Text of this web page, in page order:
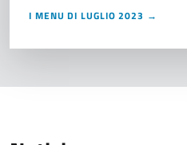
I MENU DI LUGLIO 2023 →